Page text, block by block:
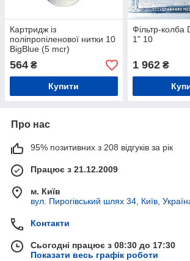
Картридж із
поліпропіленової нитки 10
BigBlue (5 mcr)
564 ₴
Купити
Фільтр-колба
1" 10
1 962₴
Про нас
95% позитивних з 208 відгуків за рік
Працює з 21.12.2009
м. Київ
вул. Пирогівський шлях 34, Київ,
Контакти
Сьогодні працює з 08:30 до 17:30
Показати весь графік роботи